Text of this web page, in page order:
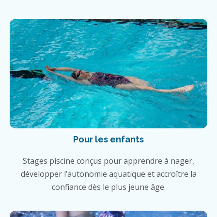
Pour les enfants
Stages piscine conçus pour apprendre à nager,
développer l’autonomie aquatique et accroître la
confiance dès le plus jeune âge.